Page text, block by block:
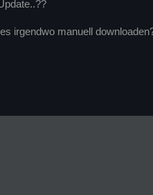
irgendwo manuell